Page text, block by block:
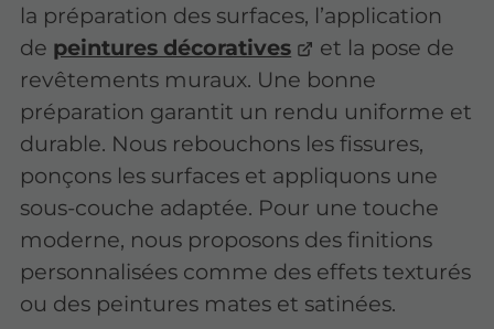
la préparation des surfaces, l’application
de peintures décoratives
et la pose de
revêtements muraux. Une bonne
préparation garantit un rendu uniforme et
durable. Nous rebouchons les fissures,
ponçons les surfaces et appliquons une
sous-couche adaptée. Pour une touche
moderne, nous proposons des finitions
personnalisées comme des effets texturés
ou des peintures mates et satinées.